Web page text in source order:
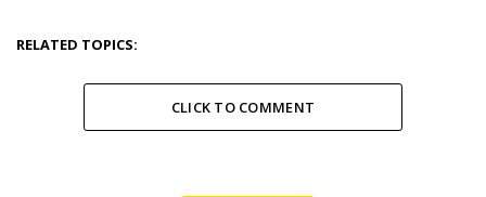
RELATED TOPICS:
CLICK TO COMMENT